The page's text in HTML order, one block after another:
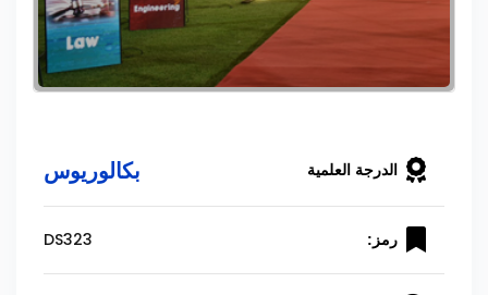
الدرجة العلمية بكالوريوس
رمز: DS323